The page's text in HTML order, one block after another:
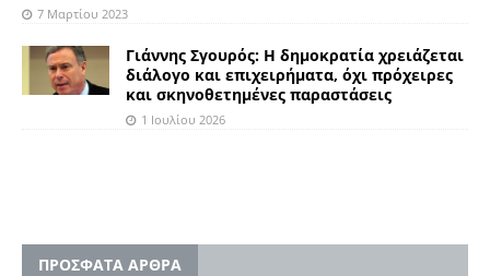
7 Μαρτίου 2023
Γιάννης Σγουρός: Η δημοκρατία χρειάζεται
διάλογο και επιχειρήματα, όχι πρόχειρες
και σκηνοθετημένες παραστάσεις
1 Ιουλίου 2026
ΠΡΟΣΦΑΤΑ ΑΡΘΡΑ